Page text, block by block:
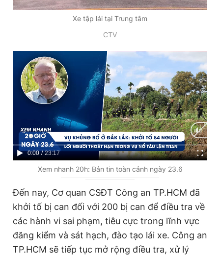
Xe tập lái tại Trung tâm
CTV
C
r
e
n
0:00 / D
u
a
t
i
o
23:17
Xem nhanh 20h: Bản tin toàn cảnh ngày 23.6
Đến nay, Cơ quan CSĐT Công an TP.HCM đã
khởi tố bị can đối với 200 bị can để điều tra về
các hành vi sai phạm, tiêu cực trong lĩnh vực
đăng kiểm và sát hạch, đào tạo lái xe. Công an
TP.HCM sẽ tiếp tục mở rộng điều tra, xử lý